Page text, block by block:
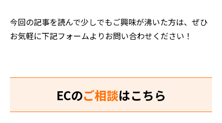
今回の記事を読んで少しでもご興味が沸いた方は、ぜひ
お気軽に下記フォームよりお問い合わせください！
ECのご相談はこちら